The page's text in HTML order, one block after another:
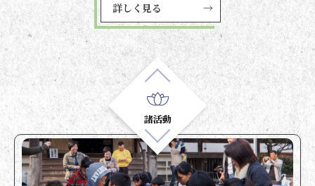
詳しく見る →
諸活動